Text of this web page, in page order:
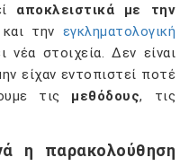
αποκλειστικά με την
και την εγκληματολογική
νέα στοιχεία. Δεν είναι
είχαν εντοπιστεί ποτέ
τις μεθόδους, τις
η παρακολούθηση